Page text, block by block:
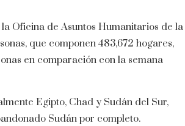
Oficina de Asuntos Humanitarios de la
que componen 483,672 hogares,
en comparación con la semana
Egipto, Chad y Sudán del Sur,
Sudán por completo.